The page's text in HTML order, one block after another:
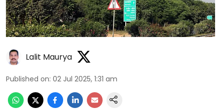
Lalit Maurya
Published on: 02 Jul 2025, 1:31 am